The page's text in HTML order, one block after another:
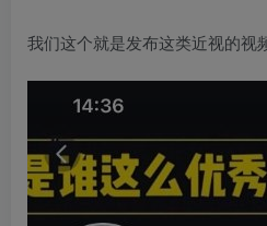
我们这个就是发布这类近视的视